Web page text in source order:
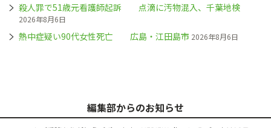
殺人罪で51歳元看護師起訴 点滴に汚物混入、千葉地検
2026年8月6日
熱中症疑い90代女性死亡 広島・江田島市 2026年8月6日
編集部からのお知らせ